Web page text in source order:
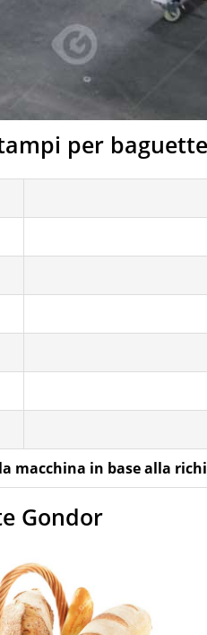
per baguette
macchina in base alla
Gondor